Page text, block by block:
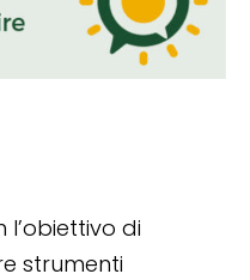
l’obiettivo di
strumenti